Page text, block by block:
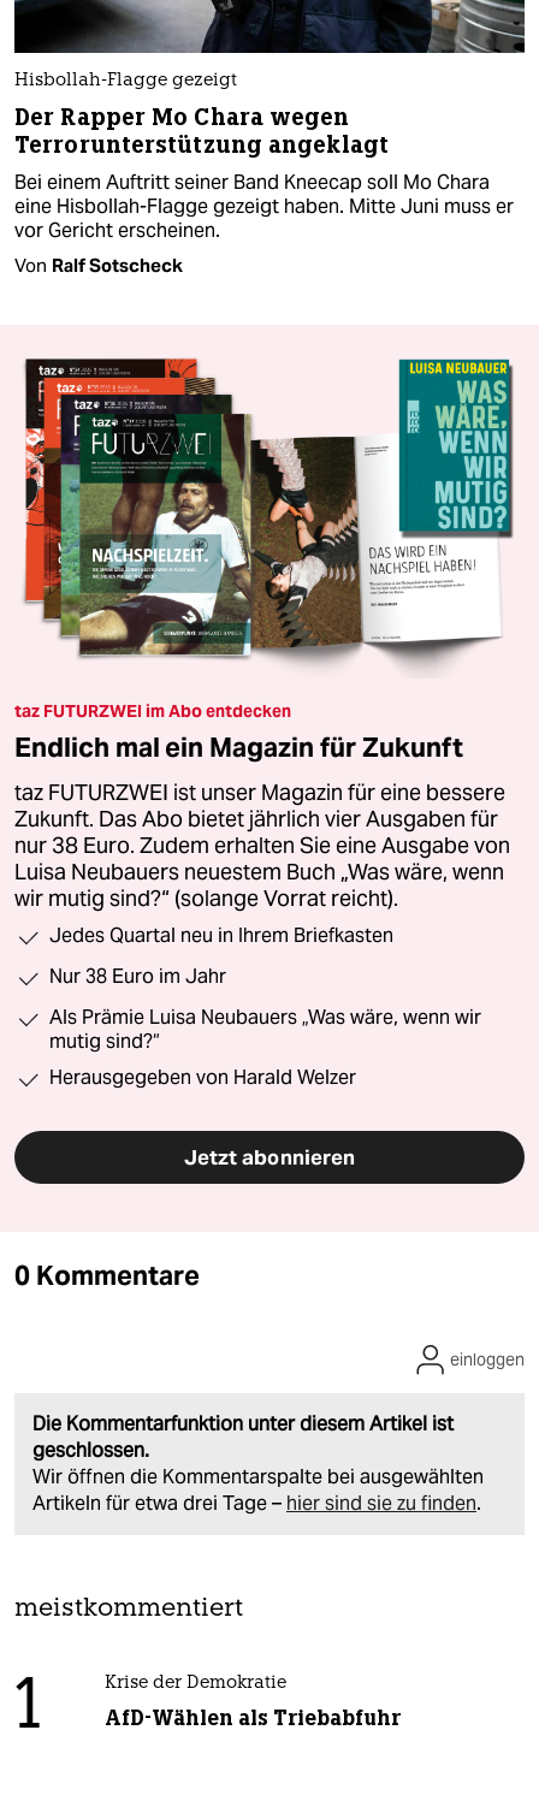
Hisbollah-Flagge gezeigt
Der Rapper Mo Chara wegen
Terrorunterstützung angeklagt
Bei einem Auftritt seiner Band Kneecap soll Mo Chara
eine Hisbollah-Flagge gezeigt haben. Mitte Juni muss er
vor Gericht erscheinen.
Von Ralf Sotscheck
taz FUTURZWEI im Abo entdecken
Endlich mal ein Magazin für Zukunft
taz FUTURZWEI ist unser Magazin für eine bessere
Zukunft. Das Abo bietet jährlich vier Ausgaben für
nur 38 Euro. Zudem erhalten Sie eine Ausgabe von
Luisa Neubauers neuestem Buch „Was wäre, wenn
wir mutig sind?“ (solange Vorrat reicht).
Jedes Quartal neu in Ihrem Briefkasten
Nur 38 Euro im Jahr
Als Prämie Luisa Neubauers „Was wäre, wenn wir
mutig sind?“
Herausgegeben von Harald Welzer
Jetzt abonnieren
0 Kommentare
Die Kommentarfunktion unter diesem Artikel ist
geschlossen.
Wir öffnen die Kommentarspalte bei ausgewählten
Artikeln für etwa drei Tage – hier sind sie zu finden.
einloggen
meistkommentiert
1 Krise der Demokratie
AfD-Wählen als Triebabfuhr